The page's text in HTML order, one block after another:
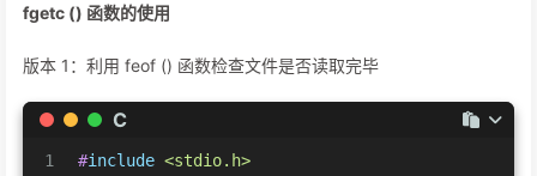
fgetc () 函数的使用
版本 1：利用 feof () 函数检查文件是否读取完毕
C
1
#include <stdio.h>